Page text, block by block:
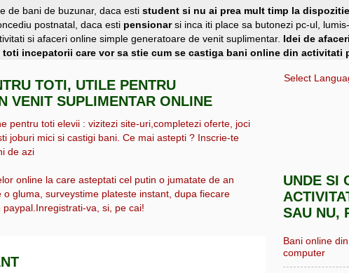
de bani de buzunar, daca esti student si nu ai prea mult timp la dispozitie
postnatal, daca esti pensionarsi inca iti place sa butonezi pc-ul,
si afaceri online simple generatoare de venit suplimentar. Idei de
incepatorii care vor sa stie cum se castiga bani online din activitati
TOTI, UTILE PENTRU
VENIT SUPLIMENTAR ONLINE
pentru toti elevii : vizitezi site-uri,completezi oferte, joci
joburi mici si castigi bani. Ce mai astepti ? Inscrie-te
de azi
online la care asteptati cel putin o jumatate de an
o gluma, surveystime plateste instant, dupa fiecare
va, si, pe cai!
Select
UNDE SI
SAU NU,
Bani online
computer